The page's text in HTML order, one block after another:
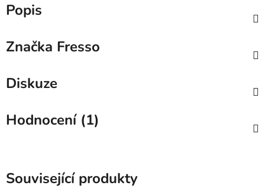
Popis
Značka Fresso
Diskuze
Hodnocení (1)
Související produkty